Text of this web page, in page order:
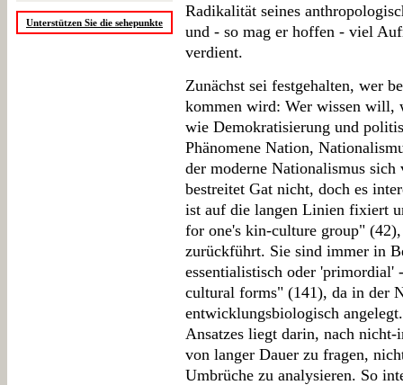
Unterstützen Sie die sehepunkte
Radikalität seines
und - so mag er hoffen - viel
verdient.
Zunächst sei festgehalten, wer
kommen wird: Wer wissen will,
wie Demokratisierung und
Phänomene Nation,
der moderne Nationalismus
bestreitet Gat nicht, doch es
ist auf die langen Linien fixiert
for one's kin-culture group"
zurückführt. Sie sind immer in
essentialistisch oder 'primordial'
cultural forms" (141), da in der
entwicklungsbiologisch
Ansatzes liegt darin, nach
von langer Dauer zu fragen,
Umbrüche zu analysieren. So